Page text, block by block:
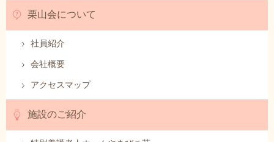
栗山会について
社員紹介
会社概要
アクセスマップ
施設のご紹介